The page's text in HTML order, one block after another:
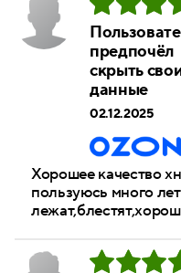
предпочёл
скрыть
данные
02.12.2025
Хорошее качество
пользуюсь много